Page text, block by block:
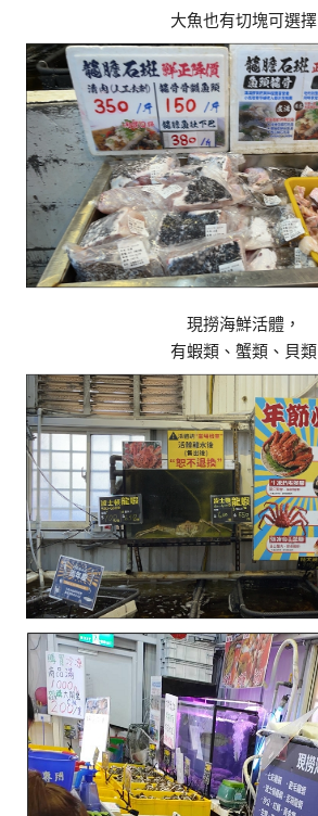
大魚也有切塊可選擇
現撈海鮮活體，
有蝦類、蟹類、貝類